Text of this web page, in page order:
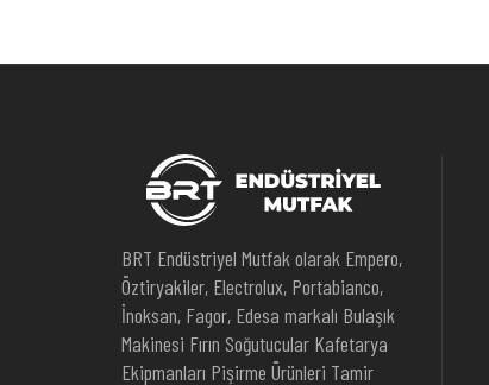
BRT Endüstriyel Mutfak olarak Empero,
Öztiryakiler, Electrolux, Portabianco,
İnoksan, Fagor, Edesa markalı Bulaşık
Makinesi Fırın Soğutucular Kafetarya
Ekipmanları Pişirme Ürünleri Tamir